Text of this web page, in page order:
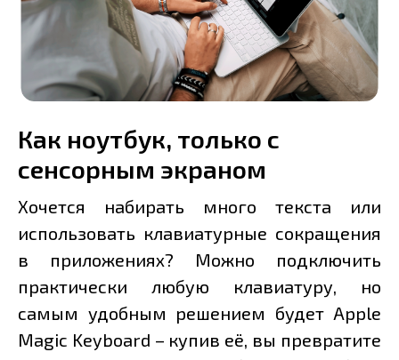
Как ноутбук, только с
сенсорным экраном
Хочется набирать много текста или
использовать клавиатурные сокращения
в приложениях? Можно подключить
практически любую клавиатуру, но
самым удобным решением будет Apple
Magic Keyboard – купив её, вы превратите